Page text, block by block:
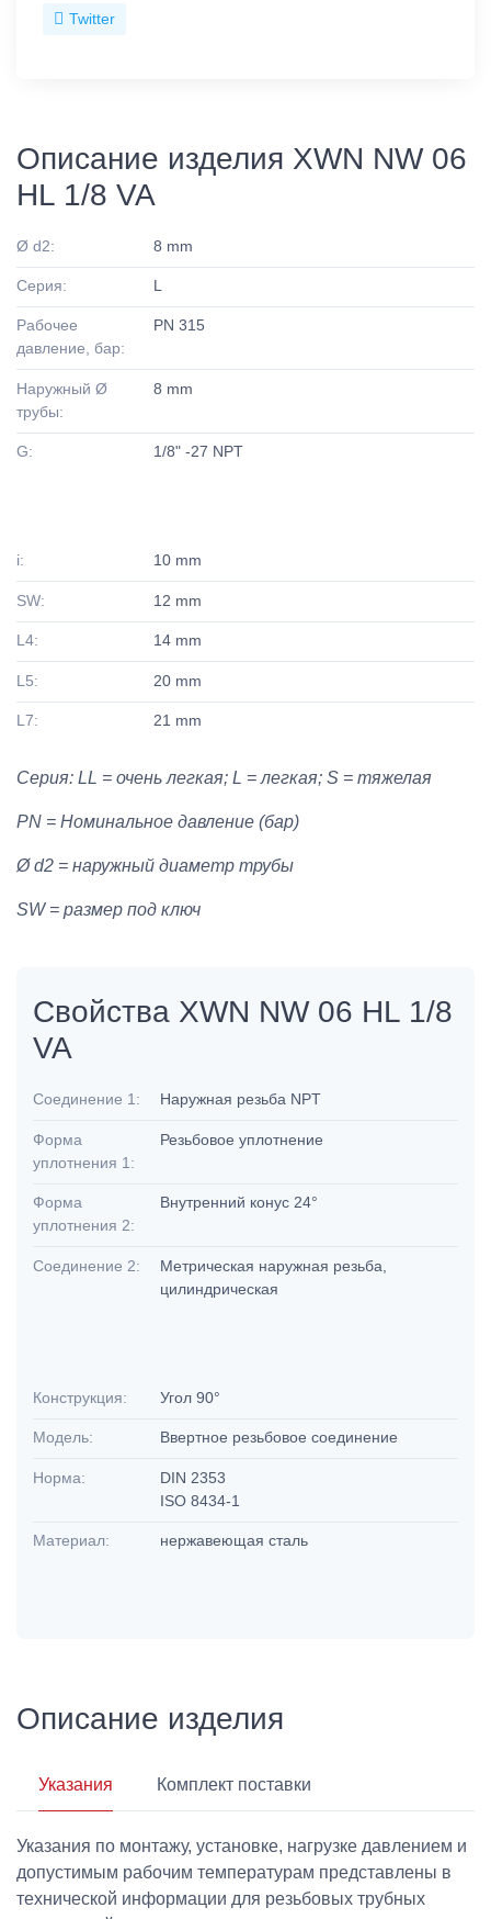
Twitter
Описание изделия XWN NW 06
HL 1/8 VA
Ø d2: 8 mm
Серия: L
Рабочее
давление, бар:
PN 315
Наружный Ø
трубы:
8 mm
G: 1/8" -27 NPT
i: 10 mm
SW: 12 mm
L4: 14 mm
L5: 20 mm
L7: 21 mm
Серия: LL = очень легкая; L = легкая; S = тяжелая
PN = Номинальное давление (бар)
Ø d2 = наружный диаметр трубы
SW = размер под ключ
Свойства XWN NW 06 HL 1/8
VA
Соединение 1: Наружная резьба NPT
Форма
уплотнения 1:
Резьбовое уплотнение
Форма
уплотнения 2:
Внутренний конус 24°
Соединение 2:
Метрическая наружная резьба,
цилиндрическая
Конструкция: Угол 90°
Модель: Ввертное резьбовое соединение
Норма:
DIN 2353
ISO 8434-1
Материал: нержавеющая сталь
Описание изделия
Указания Комплект поставки
Указания по монтажу, установке, нагрузке давлением и
допустимым рабочим температурам представлены в
технической информации для резьбовых трубных